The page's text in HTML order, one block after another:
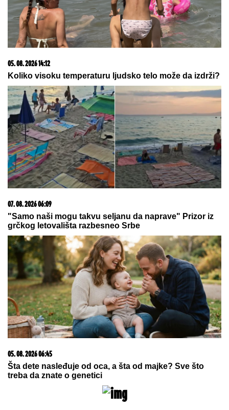
SRBI "PALI" U ŠPANIJI!Maskirani jurili u ukradenim
limuzinama, izneli sef iz banke, pa dolijali u MEGA-
AKCIJI policije: Ojadili 9 provincija za desetine
hiljada evra!
SIN BRUTALNO TUKAO MAJKU DO
SMRTI!Strašni detalji jezivog
U Severnoj Koreji ULOŠCI SU
ZABRANJENI, a žene tokom
menstruacije mogu da koriste SAMO
JEDNU alternativnu opciju -
zastrašujuća pravila u svetu Kim
Džong Una
by Aklamator